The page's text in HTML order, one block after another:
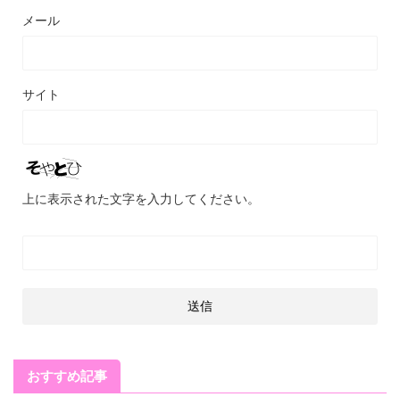
メール
サイト
上に表示された文字を入力してください。
おすすめ記事